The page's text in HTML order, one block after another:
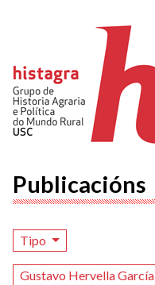
Publicacións
Tipo
Gustavo Hervella García